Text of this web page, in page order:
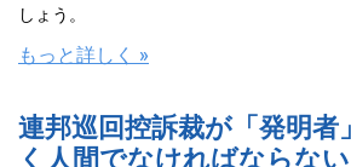
しょう。
もっと詳しく »
連邦巡回控訴裁が「発明者
く人間でなければならな